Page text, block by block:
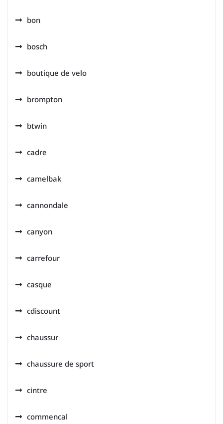
bon
bosch
boutique de velo
brompton
btwin
cadre
camelbak
cannondale
canyon
carrefour
casque
cdiscount
chaussur
chaussure de sport
cintre
commencal